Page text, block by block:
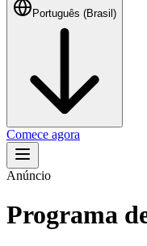
Português (Brasil)
Comece agora
Anúncio
Programa